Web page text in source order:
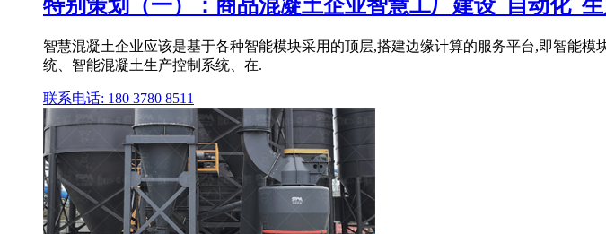
特别策划（一）：商品混凝土企业智慧工厂建设_自动化_生
智慧混凝土企业应该是基于各种智能模块采用的顶层,搭建边缘计算的服务平台,即智能
统、智能混凝土生产控制系统、在.
联系电话: 180 3780 8511